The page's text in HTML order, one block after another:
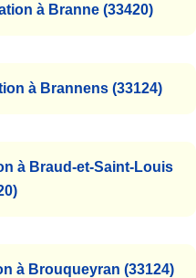
à Branne (33420)
à Brannens (33124)
à Braud-et-Saint-Louis
à Brouqueyran (33124)